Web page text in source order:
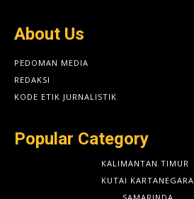
About Us
PEDOMAN MEDIA
REDAKSI
KODE ETIK JURNALISTIK
Popular Category
KALIMANTAN TIMUR
KUTAI KARTANEGARA